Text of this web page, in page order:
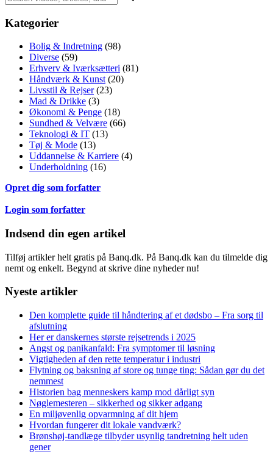
Kategorier
Bolig & Indretning (98)
Diverse (59)
Erhverv & Iværksætteri (81)
Håndværk & Kunst (20)
Livsstil & Rejser(23)
Mad & Drikke (3)
Økonomi & Penge (18)
Sundhed & Velvære (66)
Teknologi & IT (13)
Tøj & Mode (13)
Uddannelse & Karriere (4)
Underholdning (16)
Opret dig som forfatter
Login som forfatter
Indsend din egen artikel
Tilføj artikler helt gratis på Banq.dk. På Banq.dk kan du tilmelde dig
nemt og enkelt. Begynd at skrive dine nyheder nu!
Nyeste artikler
Den komplette guide til håndtering af et dødsbo – Fra sorg til
afslutning
Her er danskernes største rejsetrends i 2025
Angst og panikanfald: Fra symptomer til løsning
Vigtigheden af den rette temperatur i industri
Flytning og baksning af store og tunge ting: Sådan gør du det
nemmest
Historien bag menneskers kamp mod dårligt syn
Nøglemesteren – sikkerhed og sikker adgang
En miljøvenlig opvarmning af dit hjem
Hvordan fungerer dit lokale vandværk?
Brønshøj-tandlæge tilbyder usynlig tandretning helt uden
gener